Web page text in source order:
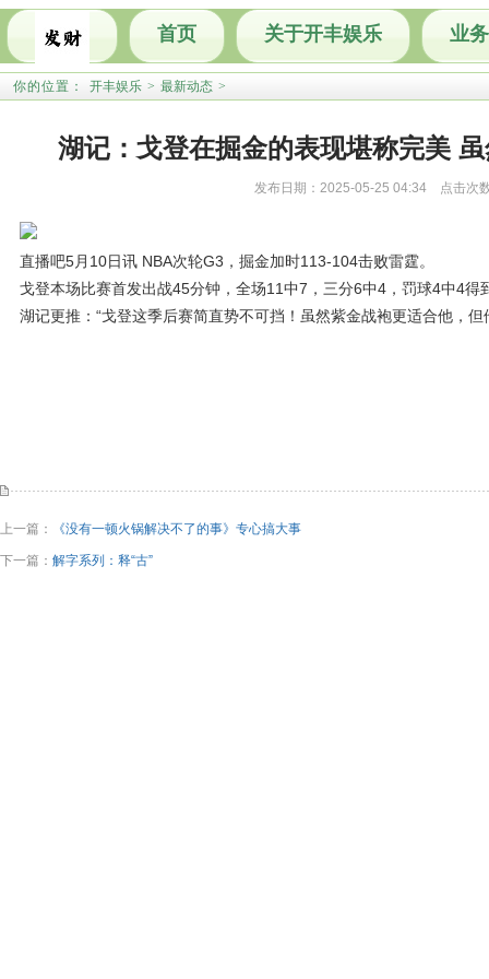
首页 关于开丰娱乐 业
你的位置： 开丰娱乐 > 最新动态 >
湖记：戈登在掘金的表现堪称完美
发布日期：2025-05-25 04:34 点击次
直播吧5月10日讯 NBA次轮G3，掘金加时113-104击败雷霆。
戈登本场比赛首发出战45分钟，全场11中7，三分6中4，罚球4中4得
湖记更推：“戈登这季后赛简直势不可挡！虽然紫金战袍更适合他，
上一篇： 《没有一顿火锅解决不了的事》专心搞大事
下一篇： 解字系列：释“古”